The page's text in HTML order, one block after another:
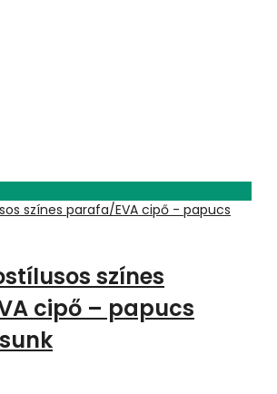
színes
cipő – papucs